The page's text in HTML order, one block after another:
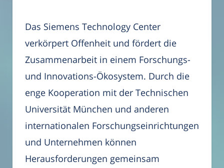
Das Siemens Technology Center
verkörpert Offenheit und fördert die
Zusammenarbeit in einem Forschungs-
und Innovations-Ökosystem. Durch die
enge Kooperation mit der Technischen
Universität München und anderen
internationalen Forschungseinrichtungen
und Unternehmen können
Herausforderungen gemeinsam